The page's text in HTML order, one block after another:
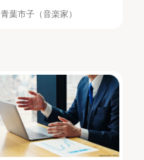
青葉市子（音楽家）